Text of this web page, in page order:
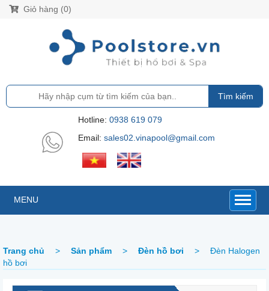
Giỏ hàng (0)
Tìm kiếm
Hotline: 0938 619 079
Email: sales02.vinapool@gmail.com
MENU
Trang chủ > Sản phẩm > Đèn hồ bơi >
Đèn Halogen
hồ bơi